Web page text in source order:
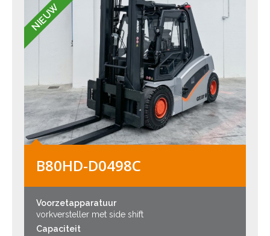
NIEUW
B80HD-D0498C
Voorzetapparatuur
vorkversteller met side shift
Capaciteit